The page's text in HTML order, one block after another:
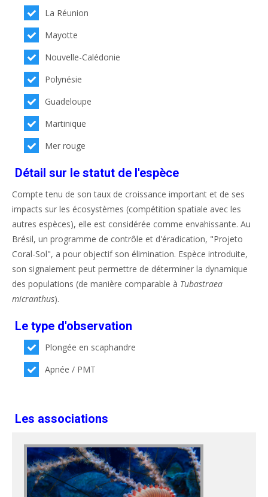
La Réunion
Mayotte
Nouvelle-Calédonie
Polynésie
Guadeloupe
Martinique
Mer rouge
Détail sur le statut de l'espèce
Compte tenu de son taux de croissance important et de ses
impacts sur les écosystèmes (compétition spatiale avec les
autres espèces), elle est considérée comme envahissante. Au
Brésil, un programme de contrôle et d'éradication, "Projeto
Coral-Sol", a pour objectif son élimination. Espèce introduite,
son signalement peut permettre de déterminer la dynamique
des populations (de manière comparable à Tubastraea
micranthus).
Le type d'observation
Plongée en scaphandre
Apnée / PMT
Les associations